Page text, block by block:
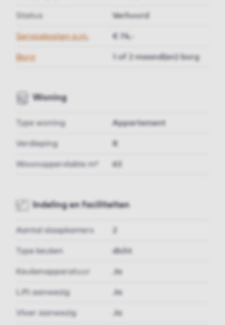
Status Verhuurd
Servicekosten p.m. € 74,-
Borg 1 of 2 maand(en) borg
Woning
Type woning Appartement
Verdieping 8
Woonoppervlakte m² 63
Indeling en faciliteiten
Aantal slaapkamers
Type keuken dicht
Keukenapparatuur Ja
Lift aanwezig Ja
Vloer aanwezig Ja